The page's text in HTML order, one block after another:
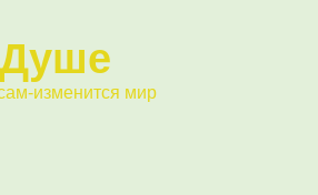
изменится мир